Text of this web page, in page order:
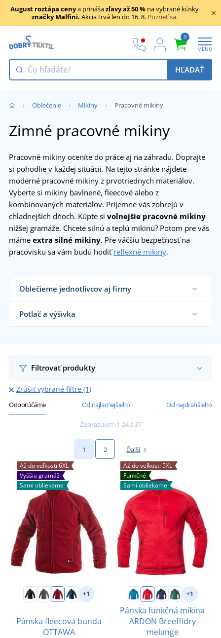
August roztápa cenya prinášazľavy až 50 %na vybrané kúsky
značky Malfini. Akcia trvá len do 16. 8. Pozrieť sa.
0
MENU
HĽADAŤ
Oblečenie Mikiny Pracovné mikiny
Zimné pracovné mikiny
Pracovné mikiny oceníte do práce aj na záhradu. Doprajte
si pohodlie v každej situácii. Na tejto stránke nájdete
moderné pracovné mikiny z prvotriednych materiálov.
Vyberte si mikiny bavlnené, fleecové alebo z
kombinovaných materiálov. Príjemne vás zohrejú v
chladnejších dňoch. Kúpte si volnejšie pracovné mikiny
nižšej gramáže. Chcete silnú a teplú mikinu? Potom pre vás
máme extra silné mikiny. Pre väčšiu bezpečnosť na
pracovisku sa vám budú hodiťreflexné mikiny.
Oblečieme jednotlivcov aj firmy
Dodávame mikiny reklamným agentúram,
firmám, obchodníkom s textilom, školám aj
koncovým zákazníkom už od 1 kusu.
Chcem vedieť viac
Potlač a výšivka
Filtrovať produkty
Zrušiť vybrané filtre (1)
Odporúčáme Od najlacnejšieho Od najdrahšieho
Zobrazujem 1-24 z 37
1 2 Ďalší
Až do veľkosti 6XL
Vyššia gramáž
Sami obliekame
+1
Pánska fleecová bunda
OTTAWA
Až do veľkosti 5XL
Funkčné
Sami obliekame
+1
Pánska funkčná mikina
ARDON Breeffidry
melange